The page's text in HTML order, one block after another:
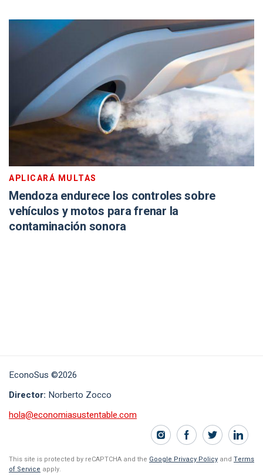
APLICARÁ MULTAS
Mendoza endurece los controles sobre
vehículos y motos para frenar la
contaminación sonora
EconoSus ©2026
Director: Norberto Zocco
hola@economiasustentable.com
This site is protected by reCAPTCHA and the Google Privacy Policy and Terms
of Service apply.